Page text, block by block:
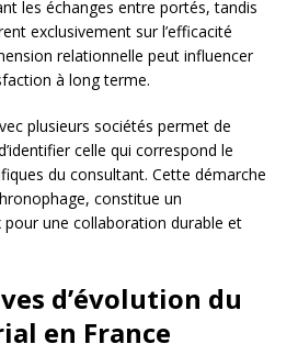
les échanges entre portés, tandis
exclusivement sur l’efficacité
relationnelle peut influencer
à long terme.
plusieurs sociétés permet de
celle qui correspond le
du consultant. Cette démarche
constitue un
une collaboration durable et
d’évolution du
en France